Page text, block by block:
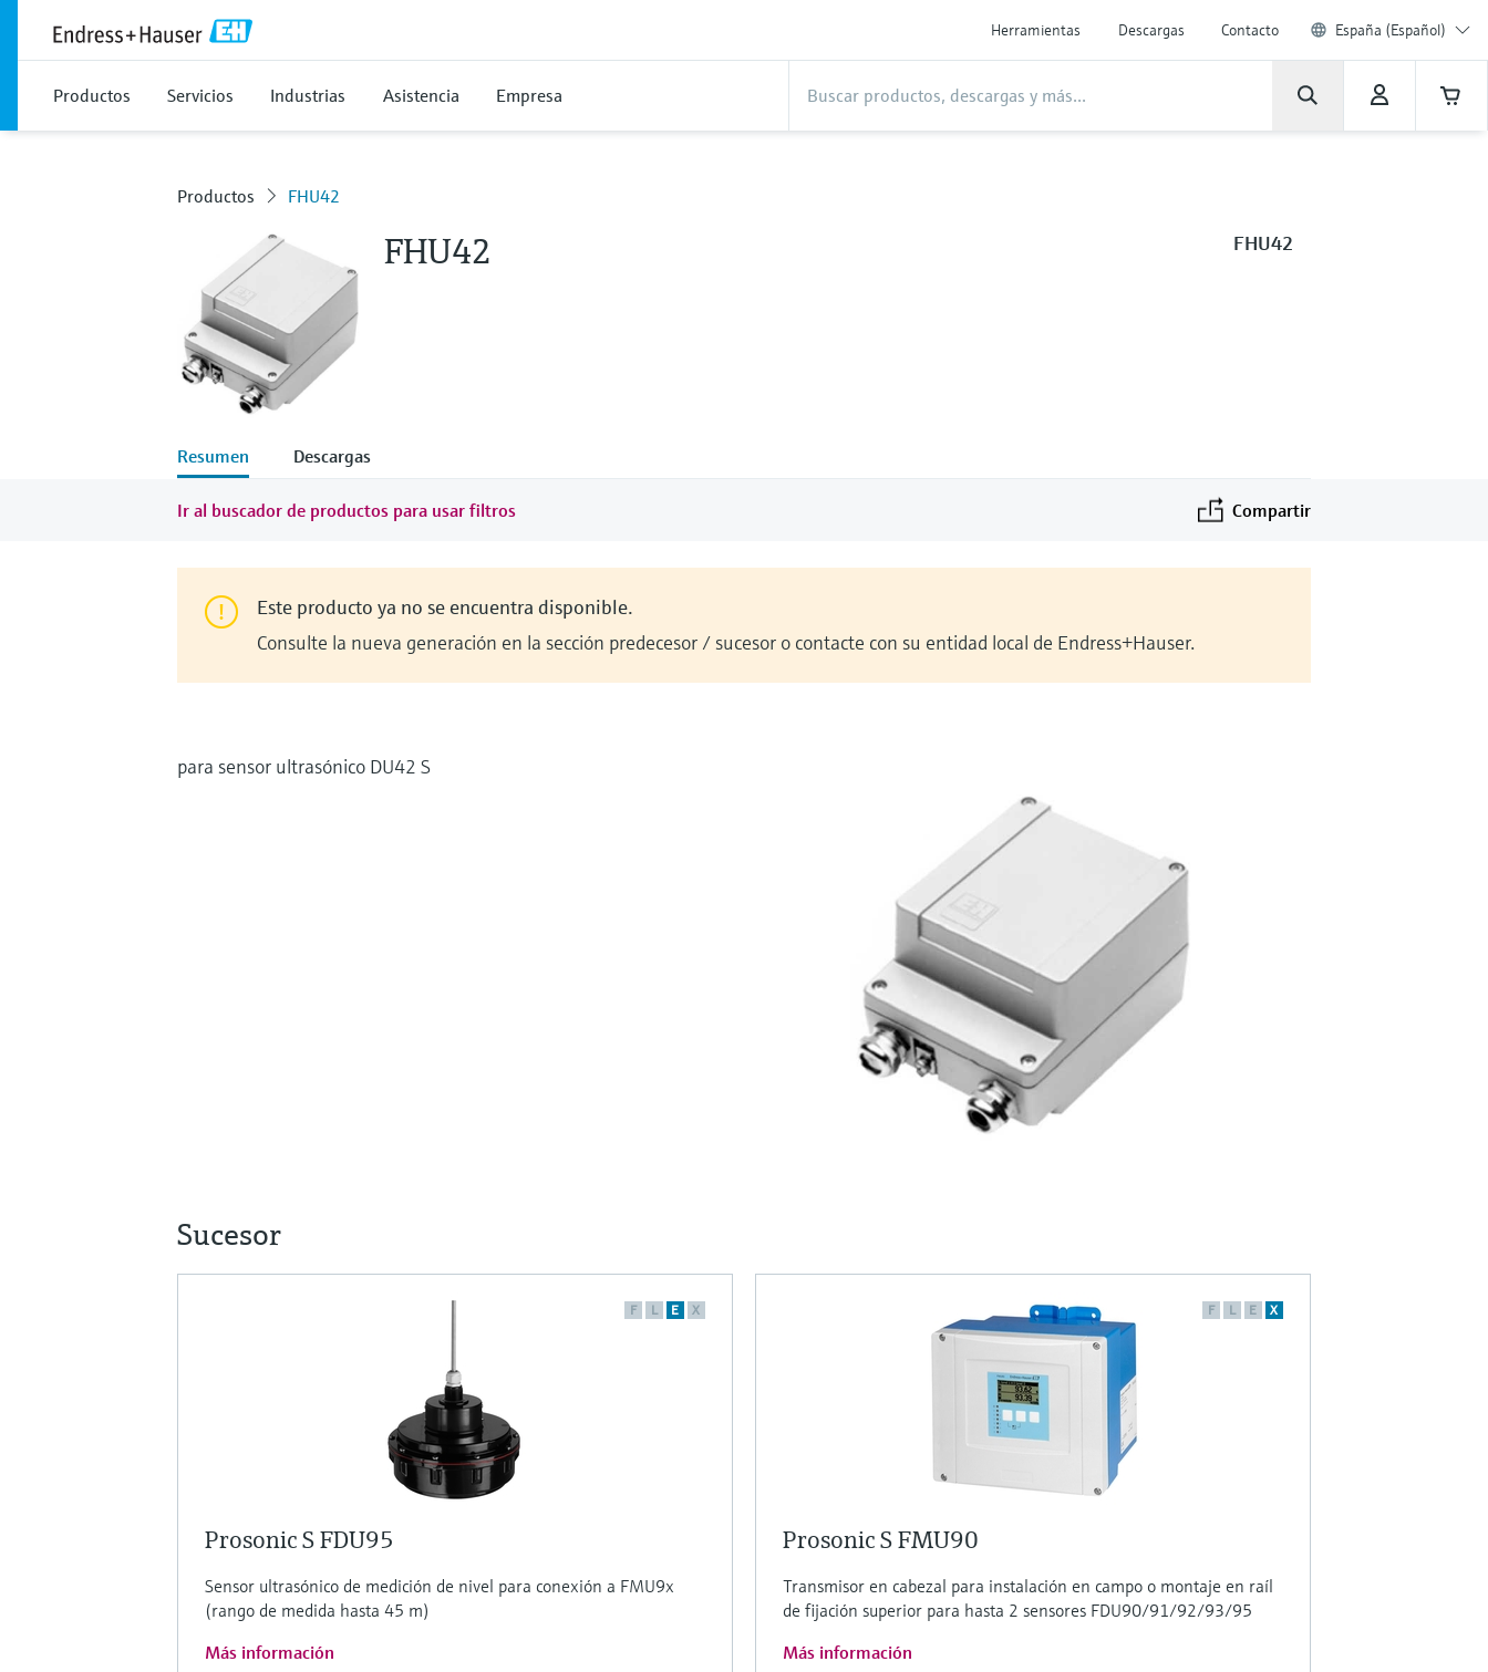
Herramientas Descargas Contacto España (Español)
Productos Servicios Industrias Asistencia Empresa
Productos FHU42
FHU42 FHU42
Resumen Descargas
Ir al buscador de productos para usar filtros Compartir
Este producto ya no se encuentra disponible.
Consulte la nueva generación en la sección predecesor / sucesor o contacte con su entidad local de Endress+Hauser.
para sensor ultrasónico DU42 S
Sucesor
F L E X
Prosonic S FDU95
Sensor ultrasónico de medición de nivel para conexión a FMU9x
(rango de medida hasta 45 m)
Más información
F L E X
Prosonic S FMU90
Transmisor en cabezal para instalación en campo o montaje en raíl
de fijación superior para hasta 2 sensores FDU90/91/92/93/95
Más información